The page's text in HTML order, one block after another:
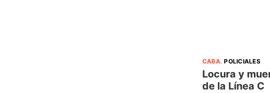
CABA.POLICIALES
Locura y
de la Línea C